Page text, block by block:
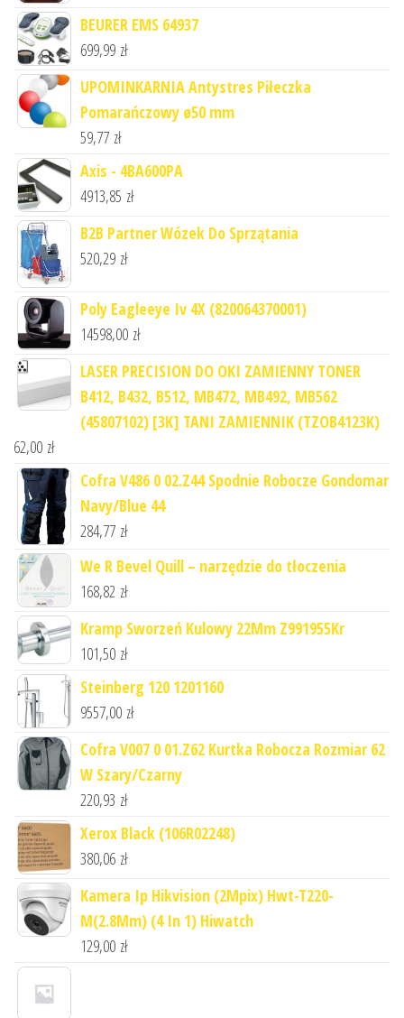
BEURER EMS 64937
699,99 zł
UPOMINKARNIA Antystres Piłeczka
Pomarańczowy ø50 mm
59,77 zł
Axis - 4BA600PA
4913,85 zł
B2B Partner Wózek Do Sprzątania
520,29 zł
Poly Eagleeye Iv 4X (820064370001)
14598,00 zł
LASER PRECISION DO OKI ZAMIENNY TONER
B412, B432, B512, MB472, MB492, MB562
(45807102) [3K] TANI ZAMIENNIK (TZOB4123K)
62,00 zł
Cofra V486 0 02.Z44 Spodnie Robocze Gondomar
Navy/Blue 44
284,77 zł
We R Bevel Quill – narzędzie do tłoczenia
168,82 zł
Kramp Sworzeń Kulowy 22Mm Z991955Kr
101,50 zł
Steinberg 120 1201160
9557,00 zł
Cofra V007 0 01.Z62 Kurtka Robocza Rozmiar 62
W Szary/Czarny
220,93 zł
Xerox Black (106R02248)
380,06 zł
Kamera Ip Hikvision (2Mpix) Hwt-T220-
M(2.8Mm) (4 In 1) Hiwatch
129,00 zł